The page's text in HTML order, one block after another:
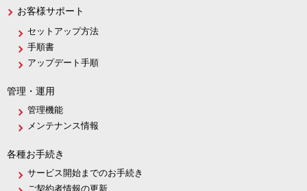
お客様サポート
セットアップ方法
手順書
アップデート手順
管理・運用
管理機能
メンテナンス情報
各種お手続き
サービス開始までのお手続き
ご契約者情報の更新